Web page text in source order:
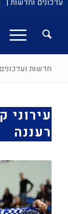
עדכונים וחדשות |
חדשות ועדכונים
רעננה